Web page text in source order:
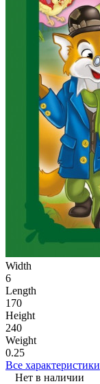
Width
6
Length
170
Height
240
Weight
0.25
Все характеристики
Нет в наличии